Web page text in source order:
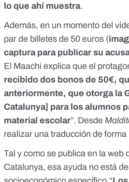
lo que ahí muestra.
Además, en un momento del
par de billetes de 50 euros (
captura para publicar su
El Maachi explica que el
recibido dos bonos de 50€,
anteriormente, que otorga la
Catalunya] para los alumnos
material escolar”. Desde
realizar una traducción de
Tal y como se publica en la web
Catalunya, esa ayuda no está